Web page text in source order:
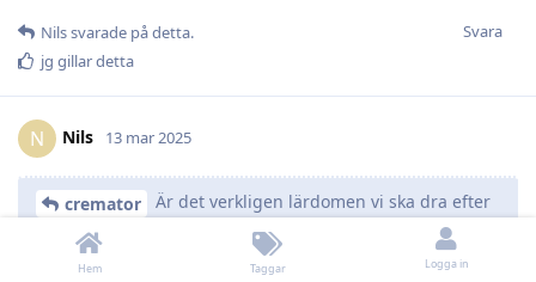
Svara
Nilssvarade på detta.
jg gillar detta
N Nils 13 mar 2025
cremator
Är det verkligen lärdomen vi ska dra efter
den här säsongen?
Hem Taggar Logga in